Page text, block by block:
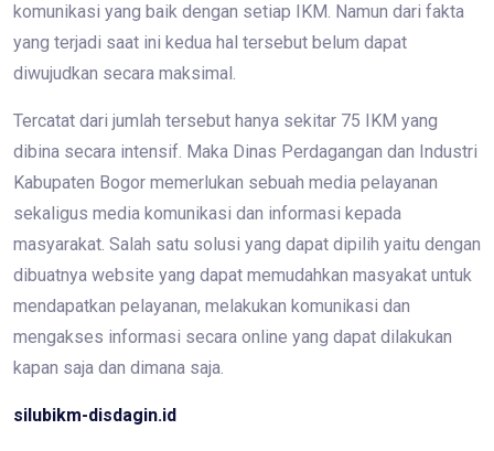
komunikasi yang baik dengan setiap IKM. Namun dari fakta
yang terjadi saat ini kedua hal tersebut belum dapat
diwujudkan secara maksimal.
Tercatat dari jumlah tersebut hanya sekitar 75 IKM yang
dibina secara intensif. Maka Dinas Perdagangan dan Industri
Kabupaten Bogor memerlukan sebuah media pelayanan
sekaligus media komunikasi dan informasi kepada
masyarakat. Salah satu solusi yang dapat dipilih yaitu dengan
dibuatnya website yang dapat memudahkan masyakat untuk
mendapatkan pelayanan, melakukan komunikasi dan
mengakses informasi secara online yang dapat dilakukan
kapan saja dan dimana saja.
silubikm-disdagin.id